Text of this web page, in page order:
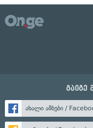
გაიგე
ახალი ამბები /